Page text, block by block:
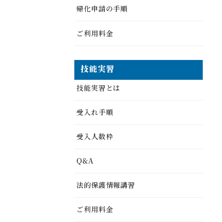
帰化申請の手順
ご利用料金
技能実習
技能実習とは
受入れ手順
受入人数枠
Q&A
法的保護情報講習
ご利用料金